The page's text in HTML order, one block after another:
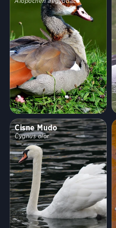
Cisne Mudo
Cygnus olor